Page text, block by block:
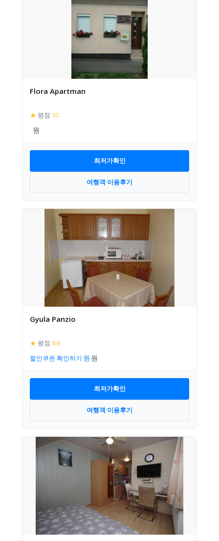
Flora Apartman
★ 평점 10
최저가확인
여행객 이용후기
Gyula Panzio
★ 평점 8.8
할인쿠폰 확인하기
최저가확인
여행객 이용후기